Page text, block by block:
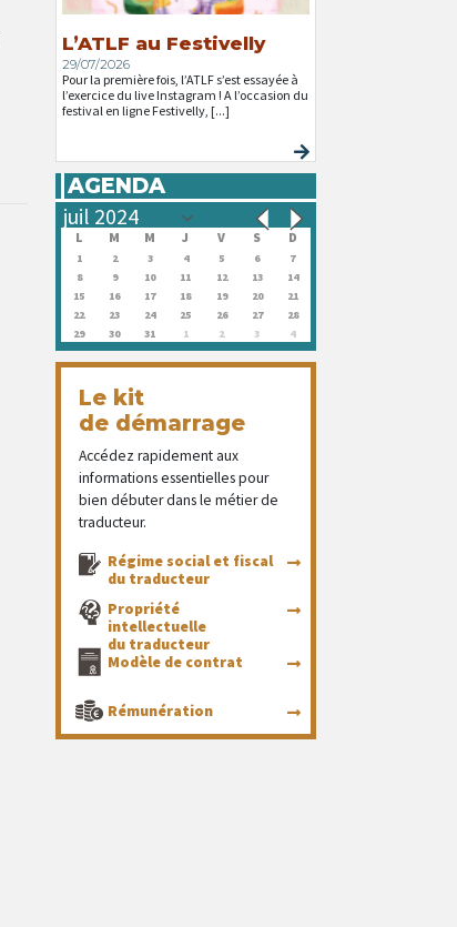
L’ATLF au Festivelly
29/07/2026
Pour la première fois, l’ATLF s’est essayée à
l’exercice du live Instagram ! A l’occasion du
festival en ligne Festivelly, [...]
AGENDA
L M M J V S D
1 2 3 4 5 6
7
8
9 10 11 12 13
14
15
16 17 18 19 20
21
22
23 24 25 26 27
28
29
30 31 1 2 3 4
Le kit
de démarrage
Accédez rapidement aux
informations essentielles pour
bien débuter dans le métier de
traducteur.
Régime social et fiscal
du traducteur
Propriété
intellectuelle
du traducteur
Modèle de contrat
Rémunération